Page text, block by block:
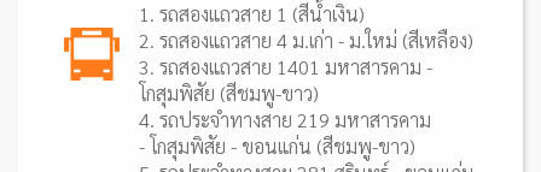
1. รถสองแถวสาย 1 (สีน้ำเงิน)
2. รถสองแถวสาย 4 ม.เก่า - ม.ใหม่ (สีเหลือง)
3. รถสองแถวสาย 1401 มหาสารคาม -
โกสุมพิสัย (สีชมพู-ขาว)
4. รถประจำทางสาย 219 มหาสารคาม
- โกสุมพิสัย - ขอนแก่น (สีชมพู-ขาว)